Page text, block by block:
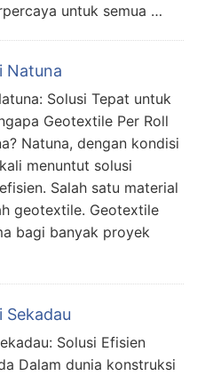
untuk semua …
Natuna
Solusi Tepat untuk
Geotextile Per Roll
Natuna, dengan kondisi
menuntut solusi
Salah satu material
geotextile. Geotextile
bagi banyak proyek
Sekadau
Solusi Efisien
Dalam dunia konstruksi